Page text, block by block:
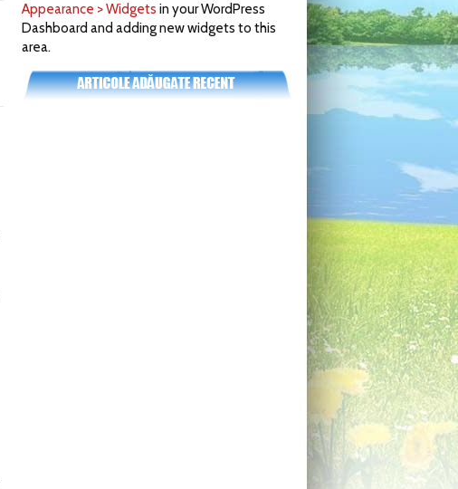
Appearance > Widgets in your WordPress
Dashboard and adding new widgets to this
area.